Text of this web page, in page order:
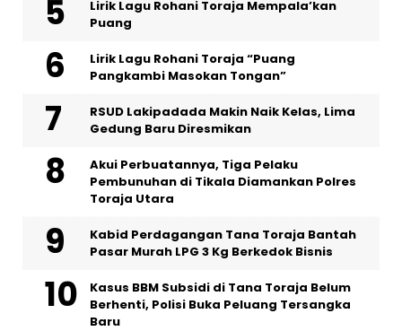
Lirik Lagu Rohani Toraja Mempala’kan
Puang
Lirik Lagu Rohani Toraja “Puang
Pangkambi Masokan Tongan”
RSUD Lakipadada Makin Naik Kelas, Lima
Gedung Baru Diresmikan
Akui Perbuatannya, Tiga Pelaku
Pembunuhan di Tikala Diamankan Polres
Toraja Utara
Kabid Perdagangan Tana Toraja Bantah
Pasar Murah LPG 3 Kg Berkedok Bisnis
Kasus BBM Subsidi di Tana Toraja Belum
Berhenti, Polisi Buka Peluang Tersangka
Baru